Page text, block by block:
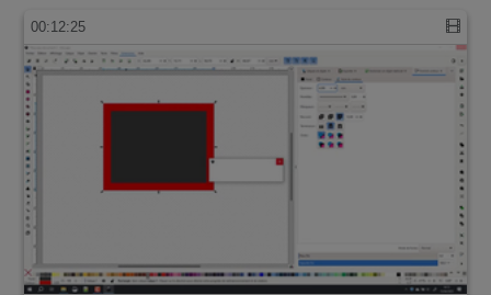
00:12:25